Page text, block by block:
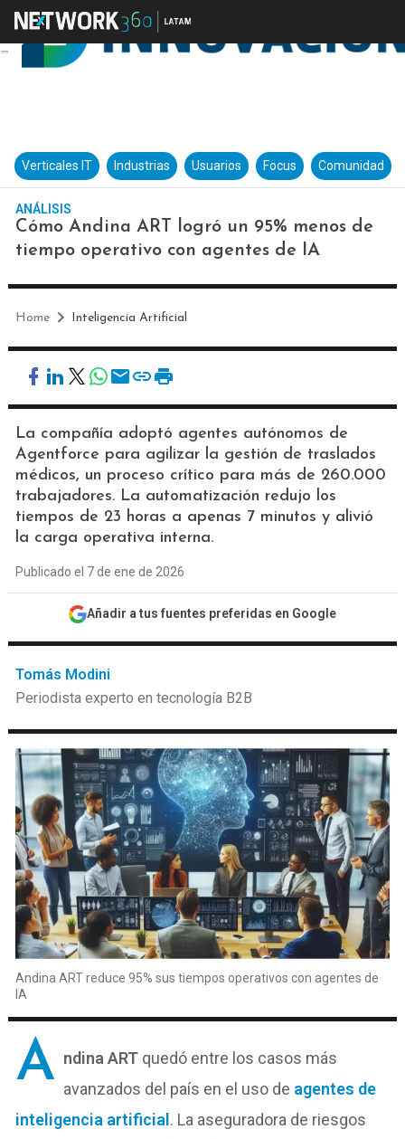
Verticales IT Industrias Usuarios Focus Comunidad
ANÁLISIS
Cómo Andina ART logró un 95% menos de
tiempo operativo con agentes de IA
Home Inteligencia Artificial
La compañía adoptó agentes autónomos de
Agentforce para agilizar la gestión de traslados
médicos, un proceso crítico para más de 260.000
trabajadores. La automatización redujo los
tiempos de 23 horas a apenas 7 minutos y alivió
la carga operativa interna.
Publicado el 7 de ene de 2026
Añadir a tus fuentes preferidas en Google
Tomás Modini
Periodista experto en tecnología B2B
Andina ART reduce 95% sus tiempos operativos con agentes de
IA
A ndina ART quedó entre los casos más
avanzados del país en el uso de agentes de
inteligencia artificial. La aseguradora de riesgos